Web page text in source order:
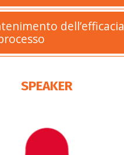
dell’efficacia
SPEAKER